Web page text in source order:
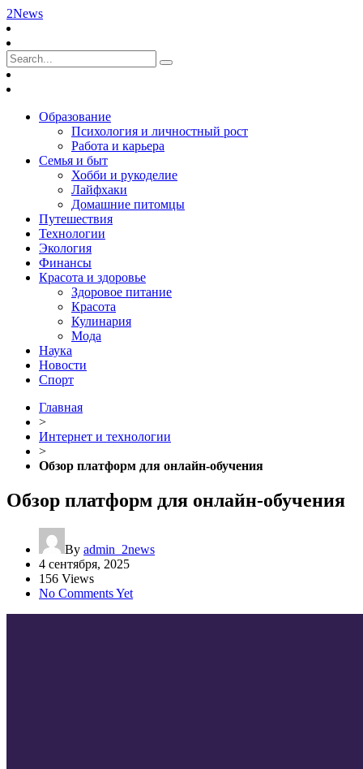
2News
Образование
Психология и личностный рост
Работа и карьера
Семья и быт
Хобби и рукоделие
Лайфхаки
Домашние питомцы
Путешествия
Технологии
Экология
Финансы
Красота и здоровье
Здоровое питание
Красота
Кулинария
Мода
Наука
Новости
Спорт
Главная
>
Интернет и технологии
>
Обзор платформ для онлайн-обучения
Обзор платформ для онлайн-обучения
By admin_2news
4 сентября, 2025
156 Views
No Comments Yet